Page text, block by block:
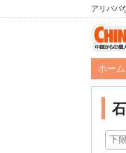
アリババ
ホーム